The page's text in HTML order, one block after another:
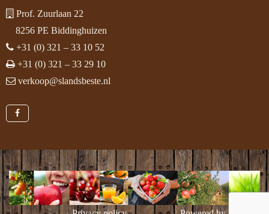
Prof. Zuurlaan 22
8256 PE Biddinghuizen
+31 (0) 321 – 33 10 52
+31 (0) 321 – 33 29 10
verkoop@slandsbeste.nl